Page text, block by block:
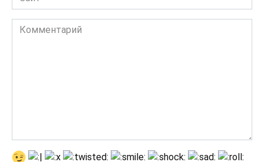
Комментарий